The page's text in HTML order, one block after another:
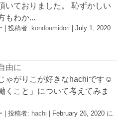
いておりました。 恥ずかしい
もわか...
|投稿者: kondoumidori |July 1, 2020
由に
ゃがりこが好きなhachiです☺︎
くこと」について考えてみま
|投稿者: hachi
February 26, 2020 に